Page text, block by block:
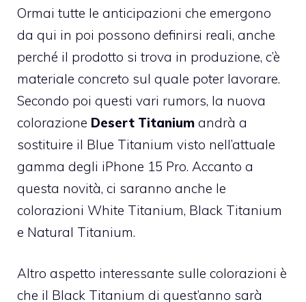
Ormai tutte le anticipazioni che emergono
da qui in poi possono definirsi reali, anche
perché il prodotto si trova in produzione, c’è
materiale concreto sul quale poter lavorare.
Secondo poi questi vari rumors, la nuova
colorazione Desert Titanium andrà a
sostituire il Blue Titanium visto nell’attuale
gamma degli iPhone 15 Pro. Accanto a
questa novità, ci saranno anche le
colorazioni White Titanium, Black Titanium
e Natural Titanium.
Altro aspetto interessante sulle colorazioni è
che il Black Titanium di quest’anno sarà